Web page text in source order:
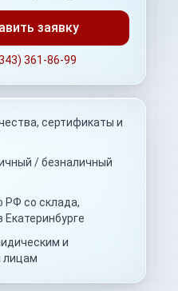
заявку
361-86-99
сертификаты и
/ безналичный
РФ со склада,
и
лицам